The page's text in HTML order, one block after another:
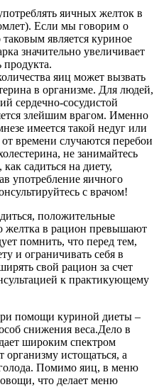
яичных желток в
Если мы говорим о
является куриное
значительно увеличивает
продукта.
яиц может вызвать
в организме. Для людей,
сердечно-сосудистой
злейшим врагом. Именно
имеется такой недуг или
времени случаются перебои
не занимайтесь
садиться на диету,
употребление яичного
с врачом!
положительные
желтка в рацион превышают
помнить, что перед тем,
и ограничивать себя в
свой рацион за счет
к практикующему
помощи куриной диеты –
снижения веса.Дело в
широким спектром
организму истощаться, а
Помимо яиц, в меню
что делает меню